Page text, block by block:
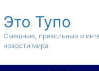
Это Тупо
Смешные, прикольные и
новости мира